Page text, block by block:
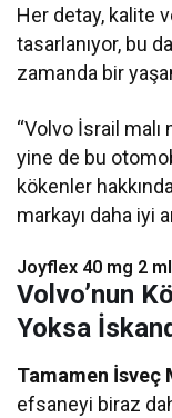
Her detay, kalite
tasarlanıyor, bu
zamanda bir
“Volvo İsrail malı
yine de bu
kökenler
markayı daha iyi
Joyflex 40 mg 2 ml
Volvo’nun
Yoksa
Tamamen İsveç
efsaneyi biraz